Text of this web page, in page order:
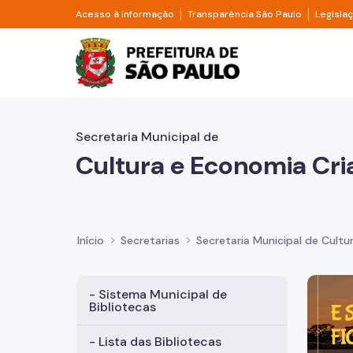
Pular para o Conteúdo principal
Acesso à informação Divisor de acesso à informação
Transparência São Paulo Divisor
Prefeitura de São
Secretaria Municipal de
Cultura e Economia
Início Secretarias Secretaria Municipal de
- Sistema Municipal de
Bibliotecas
- Lista das Bibliotecas